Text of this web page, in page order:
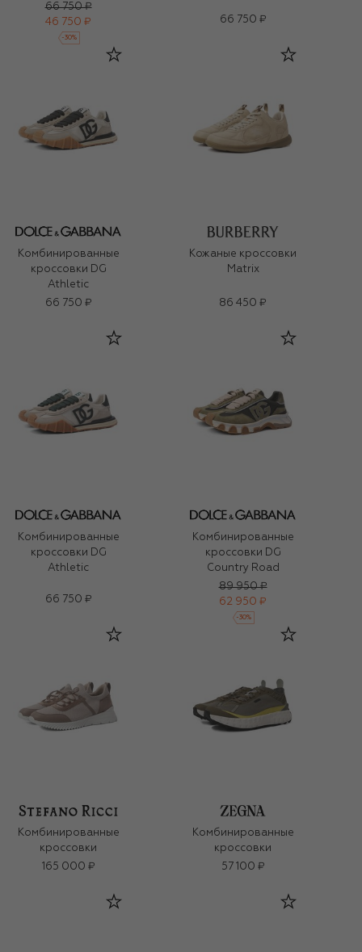
66 750 ₽
46 750 ₽
-30%
66 750 ₽
Комбинированные
кроссовки DG
Athletic
66 750 ₽
Кожаные кроссовки
Matrix
86 450 ₽
Комбинированные
кроссовки DG
Athletic
66 750 ₽
Комбинированные
кроссовки DG
Country Road
89 950 ₽
62 950 ₽
-30%
Комбинированные
кроссовки
165 000 ₽
Комбинированные
кроссовки
57 100 ₽